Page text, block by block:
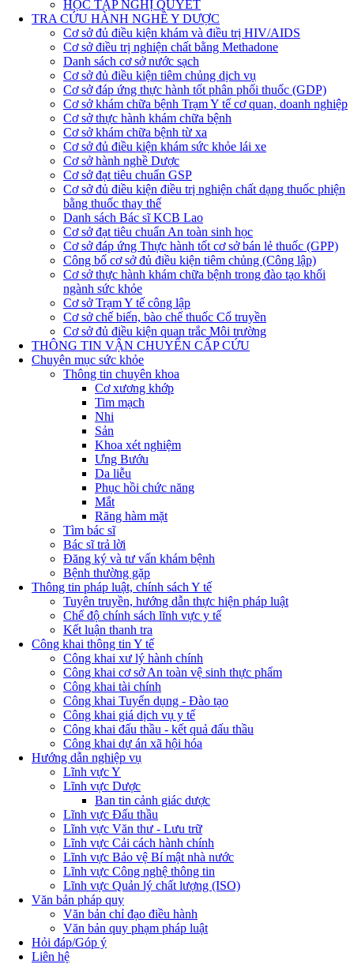
HỌC TẬP NGHỊ QUYẾT
TRA CỨU HÀNH NGHỀ Y DƯỢC
Cơ sở đủ điều kiện khám và điều trị HIV/AIDS
Cơ sở điều trị nghiện chất bằng Methadone
Danh sách cơ sở nước sạch
Cơ sở đủ điều kiện tiêm chủng dịch vụ
Cơ sở đáp ứng thực hành tốt phân phối thuốc (GDP)
Cơ sở khám chữa bệnh Trạm Y tế cơ quan, doanh nghiệp
Cơ sở thực hành khám chữa bệnh
Cơ sở khám chữa bệnh từ xa
Cơ sở đủ điều kiện khám sức khỏe lái xe
Cơ sở hành nghề Dược
Cơ sở đạt tiêu chuẩn GSP
Cơ sở đủ điều kiện điều trị nghiện chất dạng thuốc phiện
bằng thuốc thay thế
Danh sách Bác sĩ KCB Lao
Cơ sở đạt tiêu chuẩn An toàn sinh học
Cơ sở đáp ứng Thực hành tốt cơ sở bán lẻ thuốc (GPP)
Công bố cơ sở đủ điều kiện tiêm chủng (Công lập)
Cơ sở thực hành khám chữa bệnh trong đào tạo khối
ngành sức khỏe
Cơ sở Trạm Y tế công lập
Cơ sở chế biến, bào chế thuốc Cổ truyền
Cơ sở đủ điều kiện quan trắc Môi trường
THÔNG TIN VẬN CHUYỂN CẤP CỨU
Chuyên mục sức khỏe
Thông tin chuyên khoa
Cơ xương khớp
Tim mạch
Nhi
Sản
Khoa xét nghiệm
Ưng Bướu
Da liễu
Phục hồi chức năng
Mắt
Răng hàm mặt
Tìm bác sĩ
Bác sĩ trả lời
Đăng ký và tư vấn khám bệnh
Bệnh thường gặp
Thông tin pháp luật, chính sách Y tế
Tuyên truyền, hướng dẫn thực hiện pháp luật
Chế độ chính sách lĩnh vực y tế
Kết luận thanh tra
Công khai thông tin Y tế
Công khai xư lý hành chính
Công khai cơ sở An toàn vệ sinh thực phẩm
Công khai tài chính
Công khai Tuyển dụng - Đào tạo
Công khai giá dịch vụ y tế
Công khai đấu thầu - kết quả đấu thầu
Công khai dự án xã hội hóa
Hướng dẫn nghiệp vụ
Lĩnh vực Y
Lĩnh vực Dược
Ban tin cảnh giác dược
Lĩnh vực Đấu thầu
Lĩnh vực Văn thư - Lưu trữ
Lĩnh vực Cải cách hành chính
Lĩnh vực Bảo vệ Bí mật nhà nước
Lĩnh vực Công nghệ thông tin
Lĩnh vực Quản lý chất lượng (ISO)
Văn bản pháp quy
Văn bản chỉ đạo điều hành
Văn bản quy phạm pháp luật
Hỏi đáp/Góp ý
Liên hệ